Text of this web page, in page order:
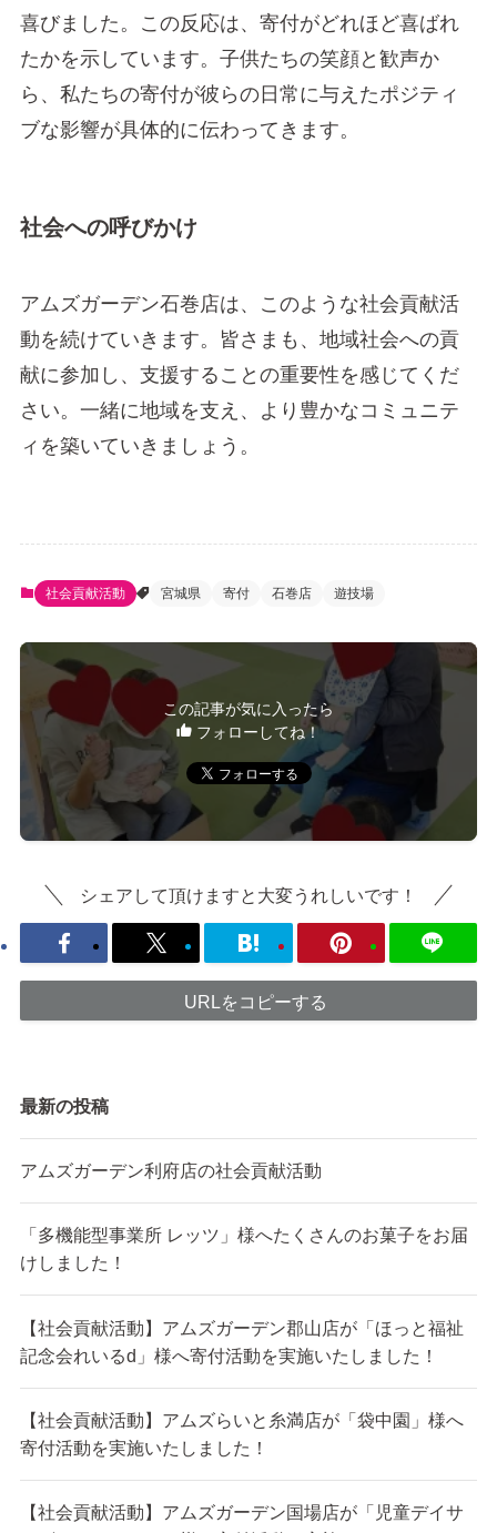
喜びました。この反応は、寄付がどれほど喜ばれ
たかを示しています。子供たちの笑顔と歓声か
ら、私たちの寄付が彼らの日常に与えたポジティ
ブな影響が具体的に伝わってきます。
社会への呼びかけ
アムズガーデン石巻店は、このような社会貢献活
動を続けていきます。皆さまも、地域社会への貢
献に参加し、支援することの重要性を感じてくだ
さい。一緒に地域を支え、より豊かなコミュニテ
ィを築いていきましょう。
社会貢献活動 宮城県 寄付 石巻店 遊技場
この記事が気に入ったら
フォローしてね！
シェアして頂けますと大変うれしいです！
URLをコピーする
最新の投稿
アムズガーデン利府店の社会貢献活動
「多機能型事業所 レッツ」様へたくさんのお菓子をお届
けしました！
【社会貢献活動】アムズガーデン郡山店が「ほっと福祉
記念会れいるd」様へ寄付活動を実施いたしました！
【社会貢献活動】アムズらいと糸満店が「袋中園」様へ
寄付活動を実施いたしました！
【社会貢献活動】アムズガーデン国場店が「児童デイサ